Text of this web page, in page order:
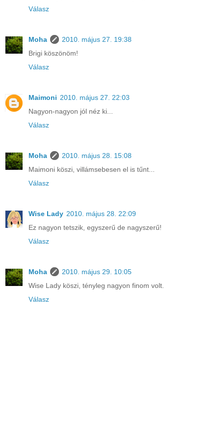
Válasz
Moha
2010. május 27. 19:38
Brigi köszönöm!
Válasz
Maimoni 2010. május 27. 22:03
Nagyon-nagyon jól néz ki...
Válasz
Moha
2010. május 28. 15:08
Maimoni köszi, villámsebesen el is tűnt...
Válasz
Wise Lady 2010. május 28. 22:09
Ez nagyon tetszik, egyszerű de nagyszerű!
Válasz
Moha
2010. május 29. 10:05
Wise Lady köszi, tényleg nagyon finom volt.
Válasz